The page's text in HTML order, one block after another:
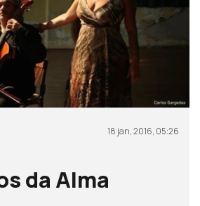
18 jan, 2016, 05:26
da Alma